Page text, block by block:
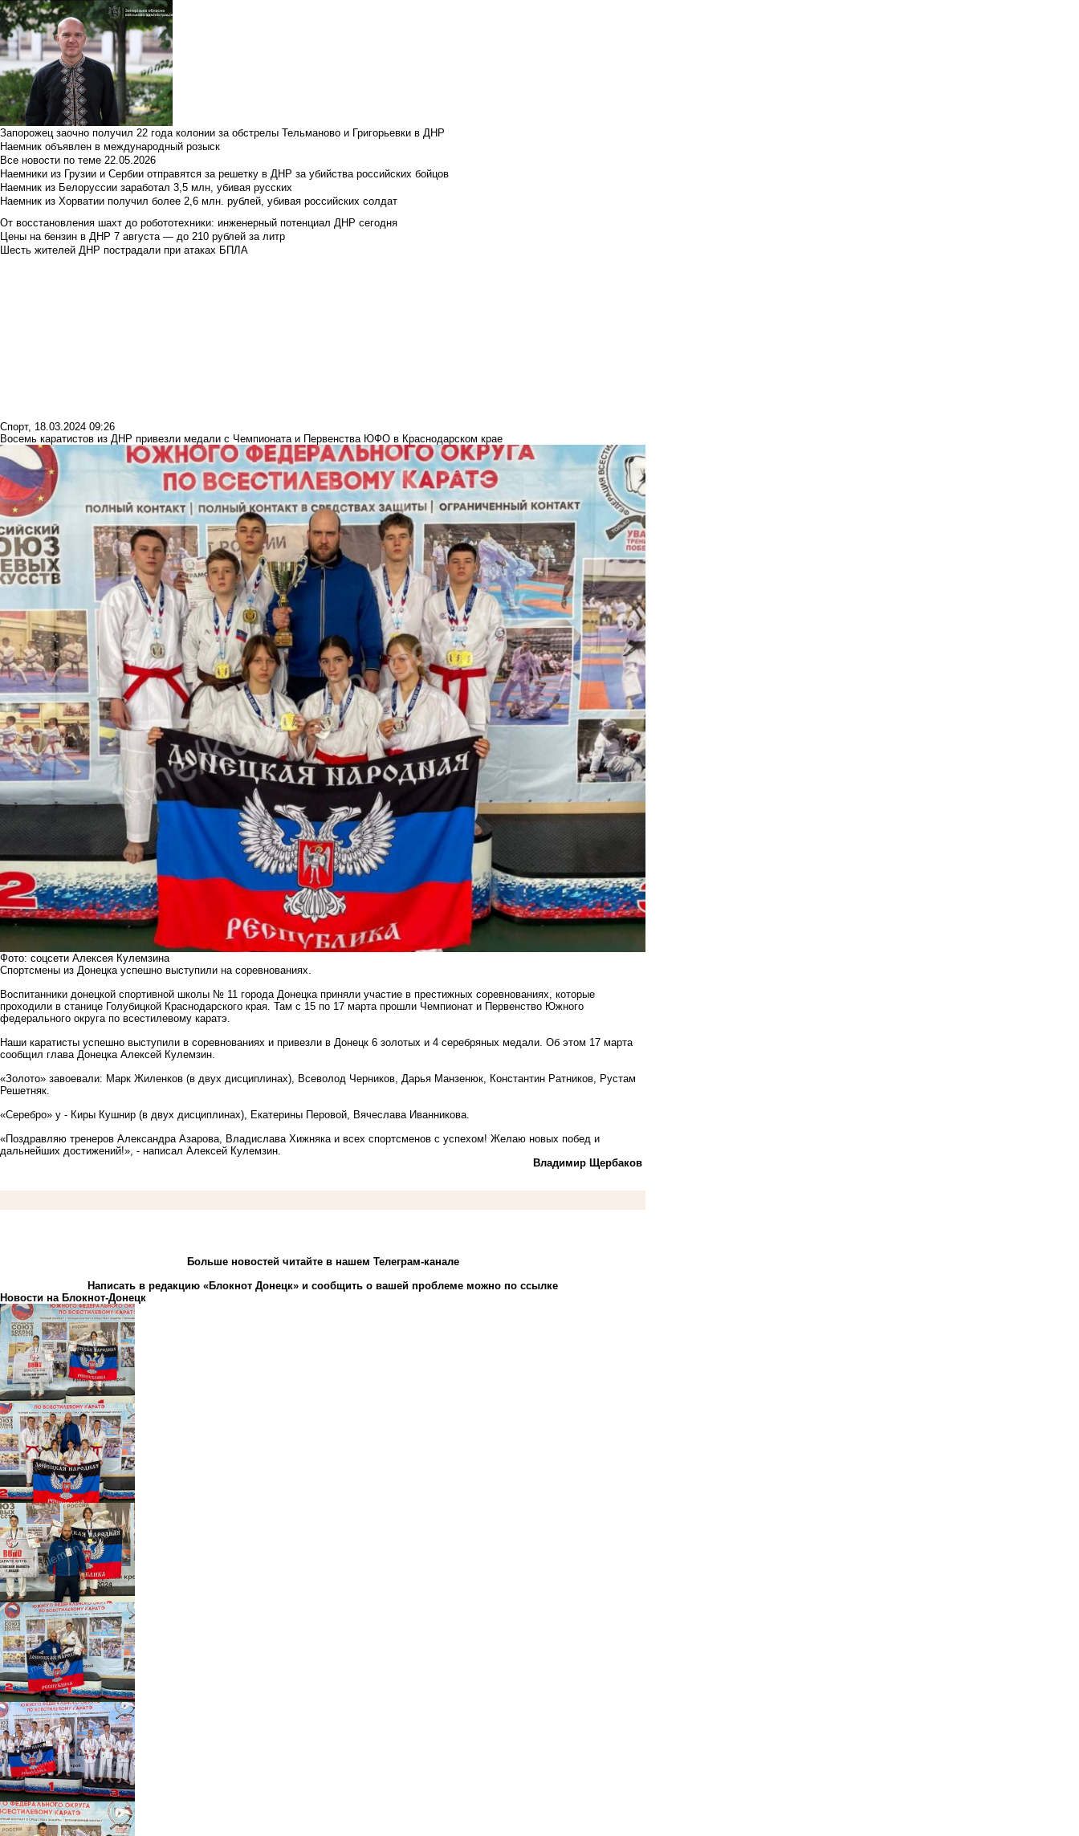
Запорожец заочно получил 22 года колонии за обстрелы Тельманово и Григорьевки в ДНР
Наемник объявлен в международный розыск
Все новости по теме 22.05.2026
Наемники из Грузии и Сербии отправятся за решетку в ДНР за убийства российских бойцов
Наемник из Белоруссии заработал 3,5 млн, убивая русских
Наемник из Хорватии получил более 2,6 млн. рублей, убивая российских солдат
От восстановления шахт до робототехники: инженерный потенциал ДНР сегодня
Цены на бензин в ДНР 7 августа — до 210 рублей за литр
Шесть жителей ДНР пострадали при атаках БПЛА
Спорт, 18.03.2024 09:26
Восемь каратистов из ДНР привезли медали с Чемпионата и Первенства ЮФО в Краснодарском крае
Фото: соцсети Алексея Кулемзина
Спортсмены из Донецка успешно выступили на соревнованиях.
Воспитанники донецкой спортивной школы № 11 города Донецка приняли участие в престижных соревнованиях, которые
проходили в станице Голубицкой Краснодарского края. Там с 15 по 17 марта прошли Чемпионат и Первенство Южного
федерального округа по всестилевому каратэ.
Наши каратисты успешно выступили в соревнованиях и привезли в Донецк 6 золотых и 4 серебряных медали. Об этом 17 марта
сообщил глава Донецка Алексей Кулемзин.
«Золото» завоевали: Марк Жиленков (в двух дисциплинах), Всеволод Черников, Дарья Манзенюк, Константин Ратников, Рустам
Решетняк.
«Серебро» у - Киры Кушнир (в двух дисциплинах), Екатерины Перовой, Вячеслава Иванникова.
«Поздравляю тренеров Александра Азарова, Владислава Хижняка и всех спортсменов с успехом! Желаю новых побед и
дальнейших достижений!», - написал Алексей Кулемзин.
Владимир Щербаков
Больше новостейчитайте в нашем Телеграм-канале
Написать в редакцию «Блокнот Донецк» и сообщить о вашей проблеме можно по ссылке
Новости на Блoкнoт-Донецк